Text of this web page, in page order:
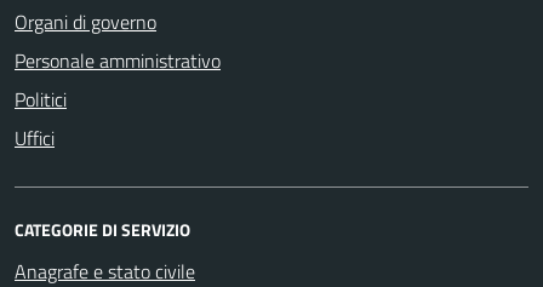
Organi di governo
Personale amministrativo
Politici
Uffici
CATEGORIE DI SERVIZIO
Anagrafe e stato civile